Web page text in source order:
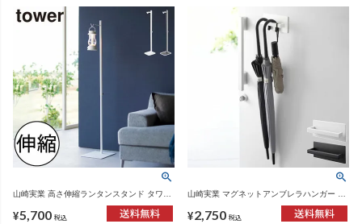
山崎実業 高さ伸縮ランタンスタンド タワー
¥5,700 税込
山崎実業 マグネットアンブレラハンガー タ
ズ
¥2,750 税込